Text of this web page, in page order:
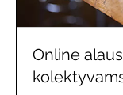
Online